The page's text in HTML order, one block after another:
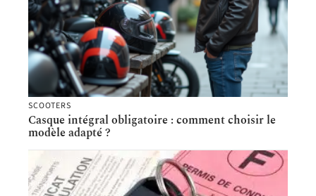
SCOOTERS
Casque intégral obligatoire : comment choisir le
modèle adapté ?